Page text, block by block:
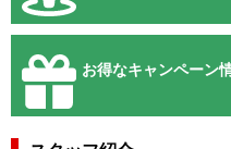
お得なキャンペーン